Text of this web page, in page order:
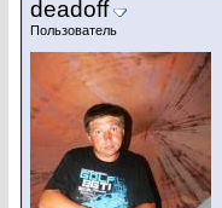
deadoff
Пользователь